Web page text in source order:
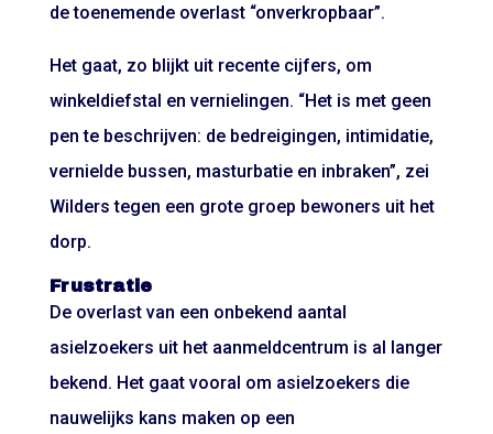
de toenemende overlast “onverkropbaar”.
Het gaat, zo blijkt uit recente cijfers, om
winkeldiefstal en vernielingen. “Het is met geen
pen te beschrijven: de bedreigingen, intimidatie,
vernielde bussen, masturbatie en inbraken”, zei
Wilders tegen een grote groep bewoners uit het
dorp.
Frustratie
De overlast van een onbekend aantal
asielzoekers uit het aanmeldcentrum is al langer
bekend. Het gaat vooral om asielzoekers die
nauwelijks kans maken op een